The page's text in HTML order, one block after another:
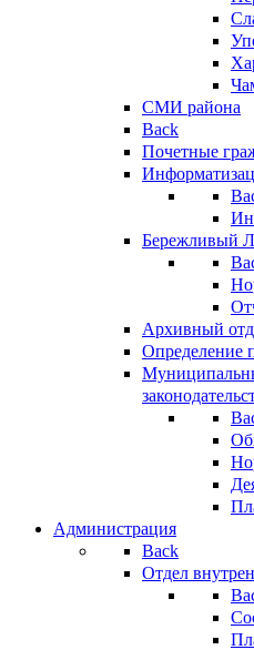
СМИ района
Back
Почетные
Бережливый
Архивный
Определение
Администрация
Back
Отдел